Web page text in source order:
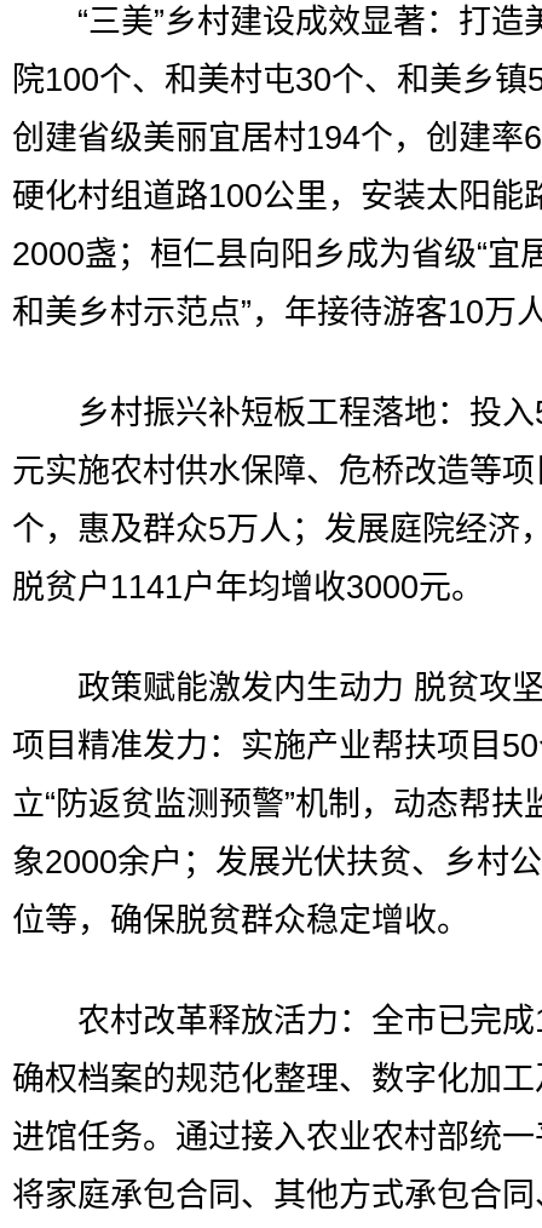
“三美”乡村建设成效显著：打造
院100个、和美村屯30个、和美乡镇
创建省级美丽宜居村194个，创建率
硬化村组道路100公里，安装太阳能
2000盏；桓仁县向阳乡成为省级“宜
和美乡村示范点”，年接待游客10万
乡村振兴补短板工程落地：投入
元实施农村供水保障、危桥改造等
个，惠及群众5万人；发展庭院经济
脱贫户1141户年均增收3000元。
政策赋能激发内生动力 脱贫攻
项目精准发力：实施产业帮扶项目
立“防返贫监测预警”机制，动态帮扶
象2000余户；发展光伏扶贫、乡村
位等，确保脱贫群众稳定增收。
农村改革释放活力：全市已完成
确权档案的规范化整理、数字化加
进馆任务。通过接入农业农村部统
将家庭承包合同、其他方式承包合